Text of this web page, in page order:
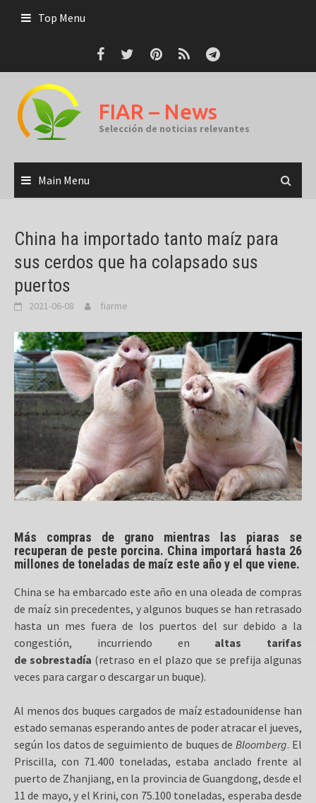
Top Menu
FIAR – News
Selección de noticias relevantes
Main Menu
China ha importado tanto maíz para
sus cerdos que ha colapsado sus
puertos
2021-06-08 fiarme
Más compras de grano mientras las piaras se
recuperan de peste porcina. China importará hasta 26
millones de toneladas de maíz este año y el que viene.
China se ha embarcado este año en una oleada de compras
de maíz sin precedentes, y algunos buques se han retrasado
hasta un mes fuera de los puertos del sur debido a la
congestión, incurriendo en altas tarifas
de sobrestadía (retraso en el plazo que se prefija algunas
veces para cargar o descargar un buque).
Al menos dos buques cargados de maíz estadounidense han
estado semanas esperando antes de poder atracar el jueves,
según los datos de seguimiento de buques deBloomberg. El
Priscilla, con 71.400 toneladas, estaba anclado frente al
puerto de Zhanjiang, en la provincia de Guangdong, desde el
11 de mayo, y el Krini, con 75.100 toneladas, esperaba desde